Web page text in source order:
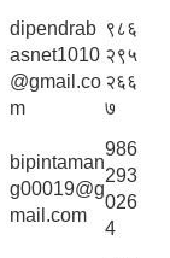
dipendrab
asnet1010
@gmail.co
m
९८६
२९५
२६६
७
bipintaman
g00019@g
mail.com
986
293
026
4